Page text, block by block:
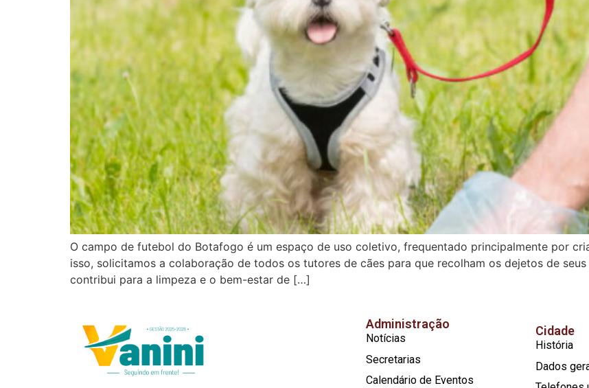
O campo de futebol do Botafogo é um espaço de uso coletivo, frequentado principalmente por
isso, solicitamos a colaboração de todos os tutores de cães para que recolham os dejetos de
contribui para a limpeza e o bem-estar de […]
Administração
Notícias
Secretarias
Calendário de Eventos
Cidade
História
Dados